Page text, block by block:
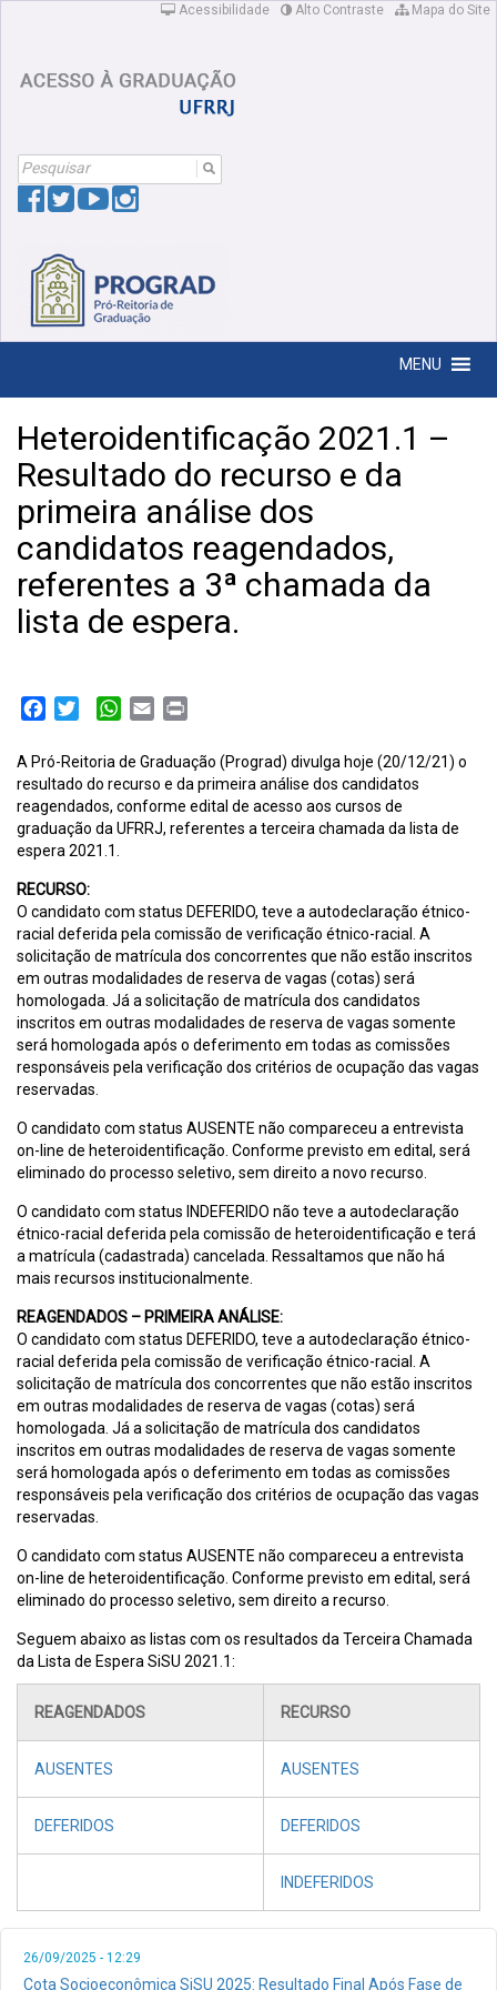
Mapa do Site
Alto Contraste
Acessibilidade
Search
For:
MENU
Heteroidentificação 2021.1 –
Resultado do recurso e da
primeira análise dos
candidatos reagendados,
referentes a 3ª chamada da
lista de espera.
Facebook
Twitter WhatsApp
Email
A Pró-Reitoria de Graduação (Prograd) divulga hoje (20/12/21) o
resultado do recurso e da primeira análise dos candidatos
reagendados, conforme edital de acesso aos cursos de
graduação da UFRRJ, referentes a terceira chamada da lista de
espera 2021.1.
RECURSO:
O candidato com status DEFERIDO, teve a autodeclaração étnico-
racial deferida pela comissão de verificação étnico-racial. A
solicitação de matrícula dos concorrentes que não estão inscritos
em outras modalidades de reserva de vagas (cotas) será
homologada. Já a solicitação de matrícula dos candidatos
inscritos em outras modalidades de reserva de vagas somente
será homologada após o deferimento em todas as comissões
responsáveis pela verificação dos critérios de ocupação das vagas
reservadas.
O candidato com status AUSENTE não compareceu a entrevista
on-line de heteroidentificação. Conforme previsto em edital, será
eliminado do processo seletivo, sem direito a novo recurso.
O candidato com status INDEFERIDO não teve a autodeclaração
étnico-racial deferida pela comissão de heteroidentificação e terá
a matrícula (cadastrada) cancelada. Ressaltamos que não há
mais recursos institucionalmente.
REAGENDADOS – PRIMEIRA ANÁLISE:
O candidato com status DEFERIDO, teve a autodeclaração étnico-
racial deferida pela comissão de verificação étnico-racial. A
solicitação de matrícula dos concorrentes que não estão inscritos
em outras modalidades de reserva de vagas (cotas) será
homologada. Já a solicitação de matrícula dos candidatos
inscritos em outras modalidades de reserva de vagas somente
será homologada após o deferimento em todas as comissões
responsáveis pela verificação dos critérios de ocupação das vagas
reservadas.
O candidato com status AUSENTE não compareceu a entrevista
on-line de heteroidentificação. Conforme previsto em edital, será
eliminado do processo seletivo, sem direito a recurso.
Seguem abaixo as listas com os resultados da Terceira Chamada
da Lista de Espera SiSU 2021.1:
REAGENDADOS RECURSO
AUSENTES AUSENTES
DEFERIDOS DEFERIDOS
INDEFERIDOS
26/09/2025 - 12:29
Cota Socioeconômica SiSU 2025: Resultado Final Após Fase de